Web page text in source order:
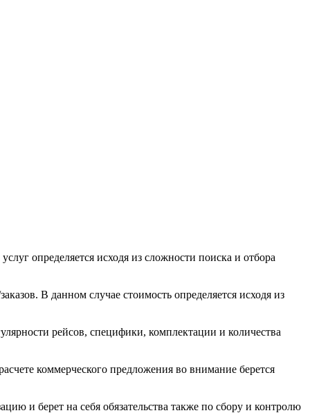
определяется исходя из сложности поиска и отбора
В данном случае стоимость определяется исходя из
рейсов, специфики, комплектации и количества
коммерческого предложения во внимание берется
и берет на себя обязательства также по сбору и контролю